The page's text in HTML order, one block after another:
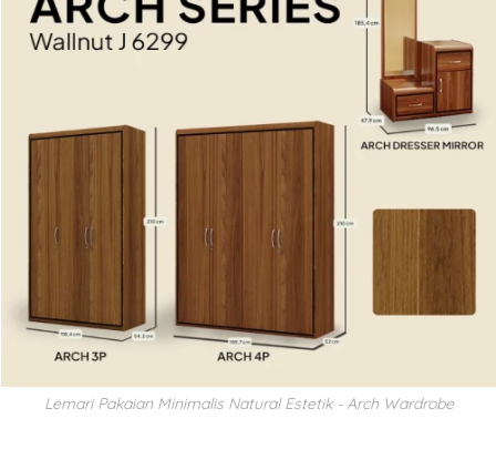
Lemari Pakaian Minimalis Natural Estetik - Arch Wardrobe